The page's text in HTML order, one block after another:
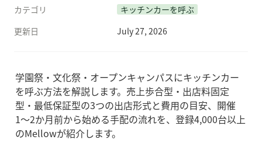
カテゴリ
キッチンカーを呼ぶ
更新日
July 27, 2026
学園祭・文化祭・オープンキャンパスにキッチンカー
を呼ぶ方法を解説します。売上歩合型・出店料固定
型・最低保証型の3つの出店形式と費用の目安、開催
1〜2か月前から始める手配の流れを、登録4,000台以上
のMellowが紹介します。